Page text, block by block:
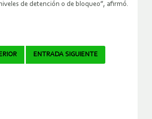
de detención o de bloqueo”, afirmó.
ENTRADA SIGUIENTE